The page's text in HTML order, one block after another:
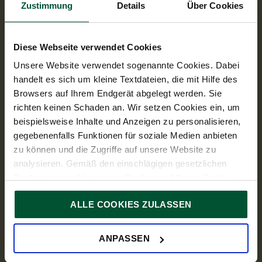
Zustimmung Details Über Cookies
Diese Webseite verwendet Cookies
Unsere Website verwendet sogenannte Cookies. Dabei
handelt es sich um kleine Textdateien, die mit Hilfe des
Browsers auf Ihrem Endgerät abgelegt werden. Sie
richten keinen Schaden an. Wir setzen Cookies ein, um
beispielsweise Inhalte und Anzeigen zu personalisieren,
gegebenenfalls Funktionen für soziale Medien anbieten
zu können und die Zugriffe auf unsere Website zu
analysieren. Gemäß den einschlägigen gesetzlichen
speichern, wenn diese für den Betrieb unserer Website
unbedingt notwendig sind. Für alle anderen Cookie-Typen
ersuchen wir um Ihre Einwilligung.
Sie können Ihre Einwilligung jederzeit in der
ALLE COOKIES ZULASSEN
ANPASSEN
EN
TPA Holding Steuerberatung GmbH
+43 5 9975 1100
Address
Opening hours
Mo - Thu: 08:00 – 17:00Fr: 08:00 – 14:00
Links
Know-how
Services
Industries
About us
Social Media